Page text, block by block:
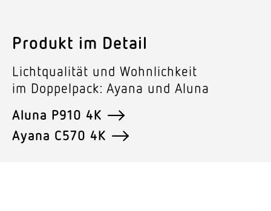
Produkt im Detail
Licht­qua­lität und Wohn­lichkeit
im Doppelpack: Ayana und Aluna
Aluna P910 4K
Ayana C570 4K